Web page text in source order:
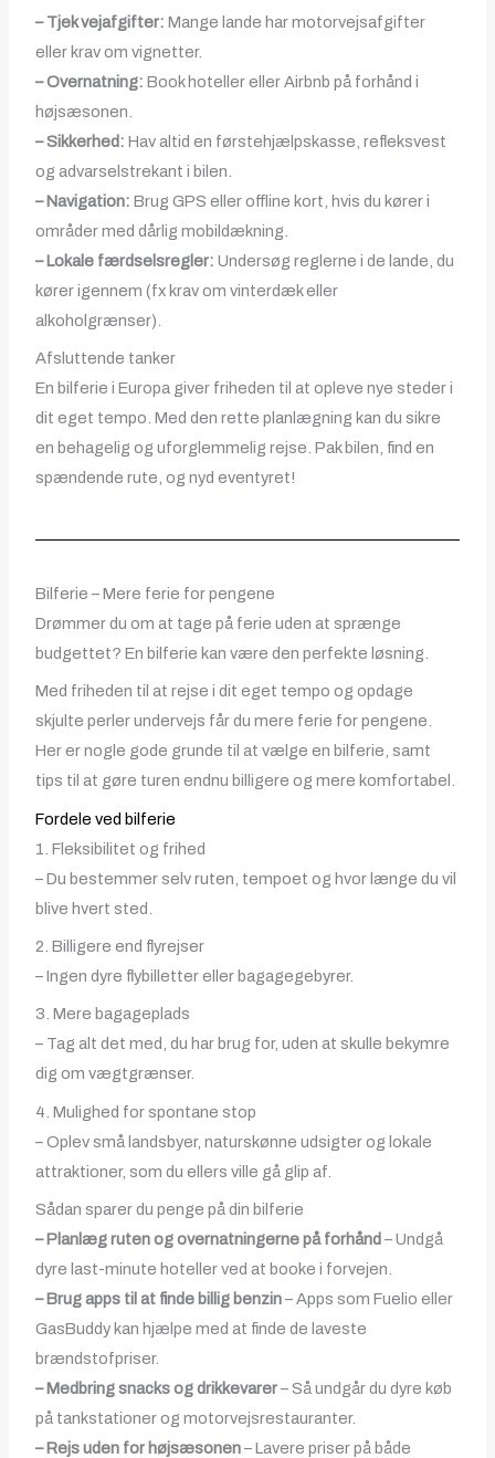
– Tjek vejafgifter: Mange lande har motorvejsafgifter
eller krav om vignetter.
– Overnatning: Book hoteller eller Airbnb på forhånd i
højsæsonen.
– Sikkerhed: Hav altid en førstehjælpskasse, refleksvest
og advarselstrekant i bilen.
– Navigation: Brug GPS eller offline kort, hvis du kører i
områder med dårlig mobildækning.
– Lokale færdselsregler: Undersøg reglerne i de lande, du
kører igennem (fx krav om vinterdæk eller
alkoholgrænser).
Afsluttende tanker
En bilferie i Europa giver friheden til at opleve nye steder i
dit eget tempo. Med den rette planlægning kan du sikre
en behagelig og uforglemmelig rejse. Pak bilen, find en
spændende rute, og nyd eventyret!
Bilferie – Mere ferie for pengene
Drømmer du om at tage på ferie uden at sprænge
budgettet? En bilferie kan være den perfekte løsning.
Med friheden til at rejse i dit eget tempo og opdage
skjulte perler undervejs får du mere ferie for pengene.
Her er nogle gode grunde til at vælge en bilferie, samt
tips til at gøre turen endnu billigere og mere komfortabel.
Fordele ved bilferie
1. Fleksibilitet og frihed
– Du bestemmer selv ruten, tempoet og hvor længe du vil
blive hvert sted.
2. Billigere end flyrejser
– Ingen dyre flybilletter eller bagagegebyrer.
3. Mere bagageplads
– Tag alt det med, du har brug for, uden at skulle bekymre
dig om vægtgrænser.
4. Mulighed for spontane stop
– Oplev små landsbyer, naturskønne udsigter og lokale
attraktioner, som du ellers ville gå glip af.
Sådan sparer du penge på din bilferie
– Planlæg ruten og overnatningerne på forhånd – Undgå
dyre last-minute hoteller ved at booke i forvejen.
– Brug apps til at finde billig benzin– Apps som Fuelio eller
GasBuddy kan hjælpe med at finde de laveste
brændstofpriser.
– Medbring snacks og drikkevarer– Så undgår du dyre køb
på tankstationer og motorvejsrestauranter.
– Rejs uden for højsæsonen– Lavere priser på både